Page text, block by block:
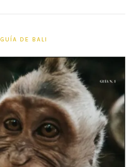
GUÍA DE BALI